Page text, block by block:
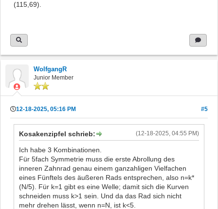
(115,69).
WolfgangR
Junior Member
12-18-2025, 05:16 PM #5
(12-18-2025, 04:55 PM)
Kosakenzipfel schrieb:
Ich habe 3 Kombinationen.
Für 5fach Symmetrie muss die erste Abrollung des
inneren Zahnrad genau einem ganzahligen Vielfachen
eines Fünftels des äußeren Rads entsprechen, also n=k*
(N/5). Für k=1 gibt es eine Welle; damit sich die Kurven
schneiden muss k>1 sein. Und da das Rad sich nicht
mehr drehen lässt, wenn n=N, ist k<5.